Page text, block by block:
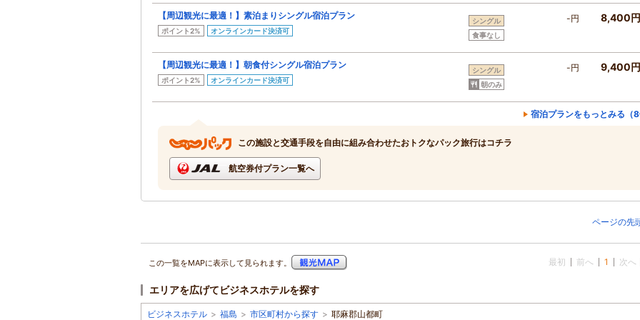
【周辺観光に最適！】素泊まりシングル宿泊プラン
ポイント2% オンラインカード決済可
シングル
食事なし
-円 8,400
【周辺観光に最適！】朝食付シングル宿泊プラン
ポイント2% オンラインカード決済可
シングル
朝のみ
-円 9,400
宿泊プランをもっとみる（8
この施設と交通手段を自由に組み合わせたおトクなパック旅行はコチラ
航空券付プラン一覧へ
ページの先
この一覧をMAPに表示して見られます。 最初 前へ 1 次へ
エリアを広げてビジネスホテルを探す
ビジネスホテル > 福島 > 市区町村から探す > 耶麻郡山都町